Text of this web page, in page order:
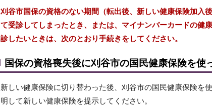
刈谷市国保の資格のない期間（転出後、新しい健康保険加入
て受診してしまったとき、または、マイナンバーカードの健
診したいときは、次のとおり手続きをしてください。
国保の資格喪失後に刈谷市の国民健康保険を使
新しい健康保険に切り替わった後、刈谷市の国民健康保険を
明して新しい健康保険を提示してください。